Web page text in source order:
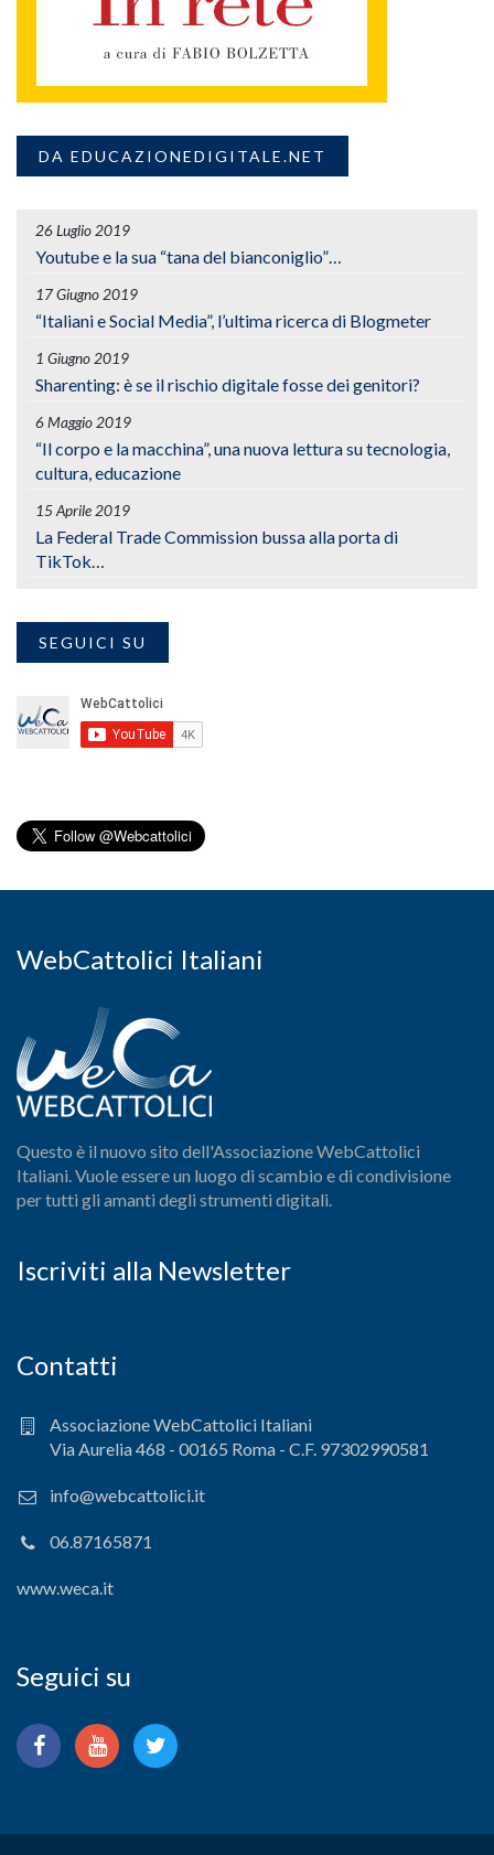
DA EDUCAZIONEDIGITALE.NET
26 Luglio 2019
Youtube e la sua “tana del bianconiglio”…
17 Giugno 2019
“Italiani e Social Media”, l’ultima ricerca di Blogmeter
1 Giugno 2019
Sharenting: è se il rischio digitale fosse dei genitori?
6 Maggio 2019
“Il corpo e la macchina”, una nuova lettura su tecnologia,
cultura, educazione
15 Aprile 2019
La Federal Trade Commission bussa alla porta di
TikTok…
SEGUICI SU
WebCattolici Italiani
Questo è il nuovo sito dell'Associazione WebCattolici
Italiani. Vuole essere un luogo di scambio e di condivisione
per tutti gli amanti degli strumenti digitali.
Iscriviti alla Newsletter
Contatti
Associazione WebCattolici Italiani
Via Aurelia 468 - 00165 Roma - C.F. 97302990581
info@webcattolici.it
06.87165871
www.weca.it
Seguici su